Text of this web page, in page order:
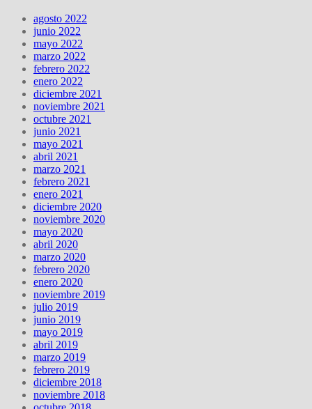
agosto 2022
junio 2022
mayo 2022
marzo 2022
febrero 2022
enero 2022
diciembre 2021
noviembre 2021
octubre 2021
junio 2021
mayo 2021
abril 2021
marzo 2021
febrero 2021
enero 2021
diciembre 2020
noviembre 2020
mayo 2020
abril 2020
marzo 2020
febrero 2020
enero 2020
noviembre 2019
julio 2019
junio 2019
mayo 2019
abril 2019
marzo 2019
febrero 2019
diciembre 2018
noviembre 2018